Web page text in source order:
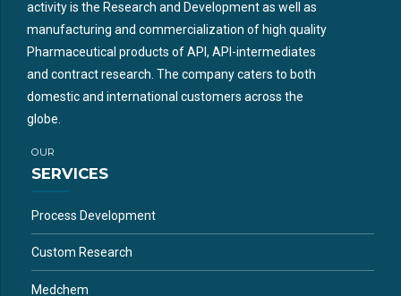
activity is the Research and Development as well as
manufacturing and commercialization of high quality
Pharmaceutical products of API, API-intermediates
and contract research. The company caters to both
domestic and international customers across the
globe.
OUR
SERVICES
Process Development
Custom Research
Medchem